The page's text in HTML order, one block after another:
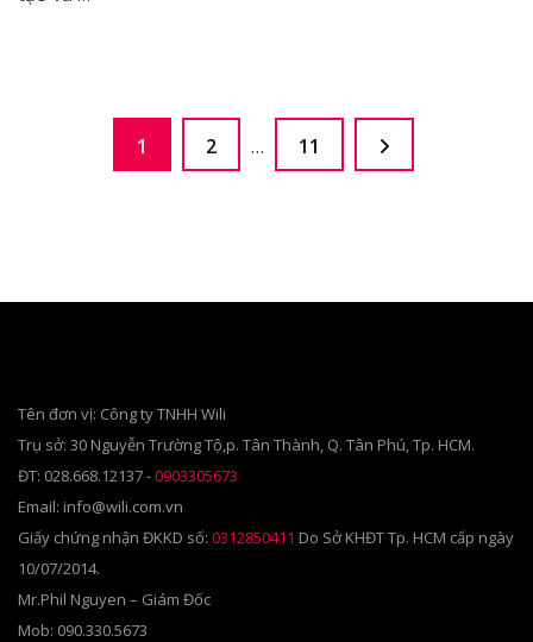
Page
1 Page
2 … Page
11
Tên đơn vị: Công ty TNHH Wili
Trụ sở: 30 Nguyễn Trường Tộ,p. Tân Thành, Q. Tân Phú, Tp. HCM.
ĐT: 028.668.12137 -0903305673
Email: info@wili.com.vn
Giấy chứng nhận ĐKKD số: 0312850411 Do Sở KHĐT Tp. HCM cấp ngày
10/07/2014.
Mr.Phil Nguyen – Giám Đốc
Mob: 090.330.5673